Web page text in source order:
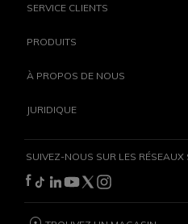
SERVICE CLIENTS
PRODUITS
À PROPOS DE NOUS
JURIDIQUE
SUIVEZ-NOUS SUR LES RÉSEAUX